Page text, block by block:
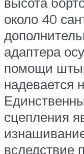
около 40
адаптера
помощи
надевается
сцепления
вследствие